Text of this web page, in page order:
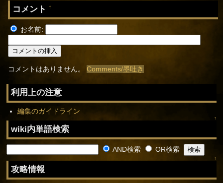
コメント†
お名前:
コメントはありません。Comments/墨吐き
利用上の注意
編集のガイドライン
↑
wiki内単語検索
AND検索 OR検索
↑
攻略情報